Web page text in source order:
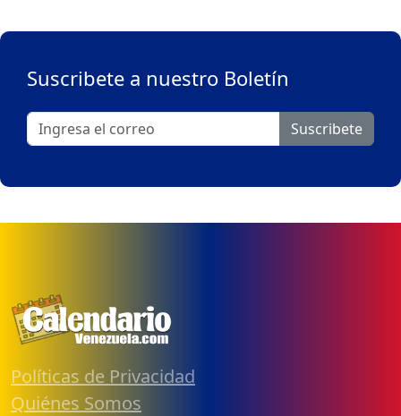
Suscribete a nuestro Boletín
Suscribete
Políticas de Privacidad
Quiénes Somos